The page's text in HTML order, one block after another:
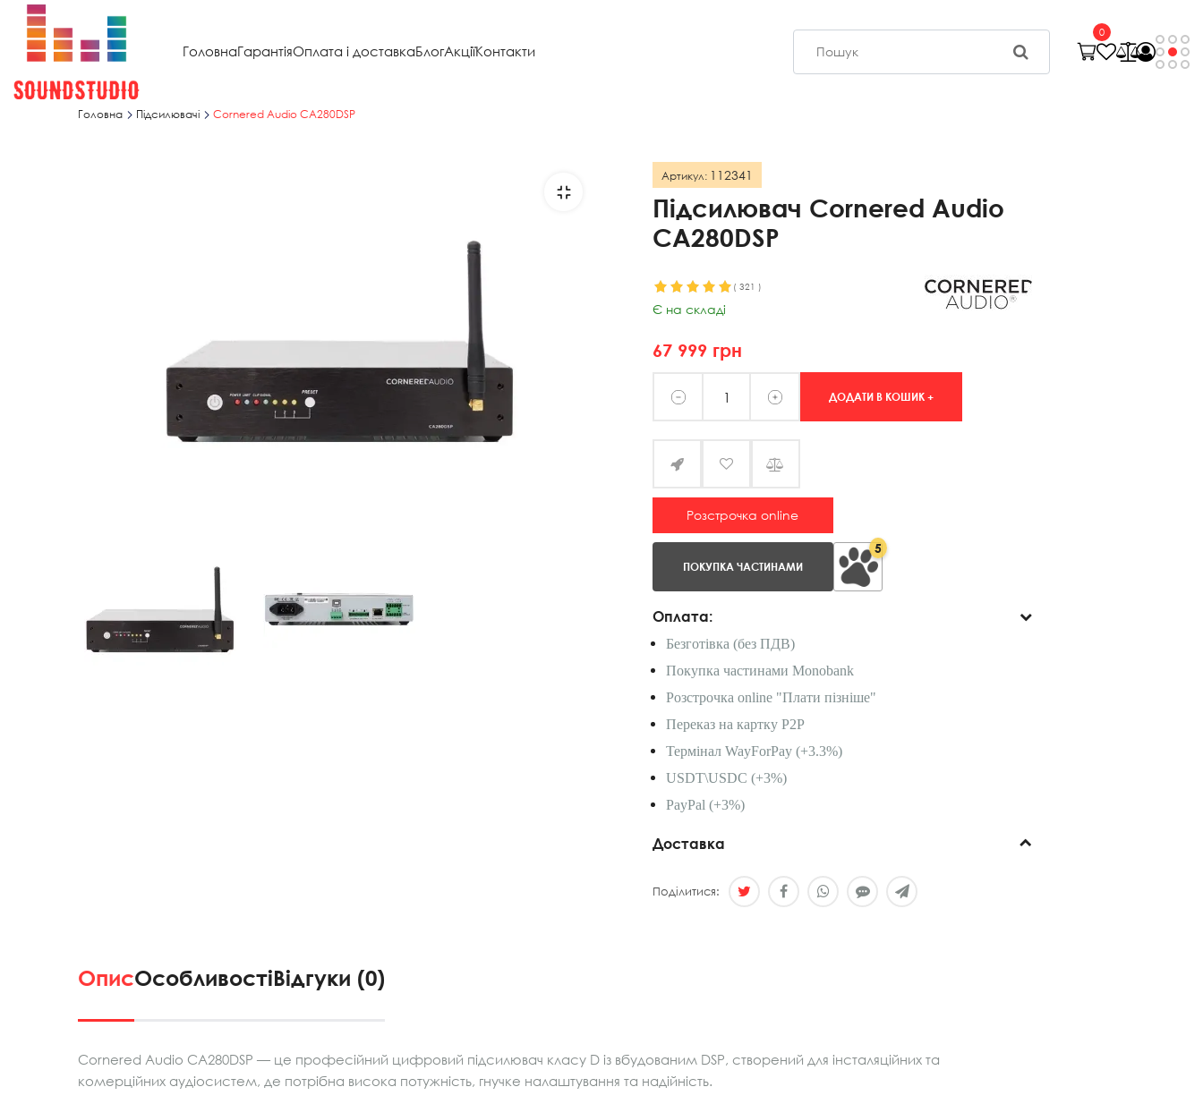
ГоловнаГарантіяОплата і доставкаБлогАкціїКонтакти
0
Головна Підсилювачі Cornered Audio CA280DSP
Артикул: 112341
Підсилювач Cornered Audio
CA280DSP
( 321 )
Є на складі
67 999 грн
ДОДАТИ В КОШИК +
Розстрочка online
ПОКУПКА ЧАСТИНАМИ
5
Оплата:
Безготівка (без ПДВ)
Покупка частинами Monobank
Розстрочка online "Плати пізніше"
Переказ на картку P2P
Термінал WayForPay (+3.3%)
USDT\USDC (+3%)
PayPal (+3%)
Доставка
Поділитися:
ОписОсобливостіВідгуки (0)
Cornered Audio CA280DSP — це професійний цифровий підсилювач класу D із вбудованим DSP, створений для інсталяційних та
комерційних аудіосистем, де потрібна висока потужність, гнучке налаштування та надійність.